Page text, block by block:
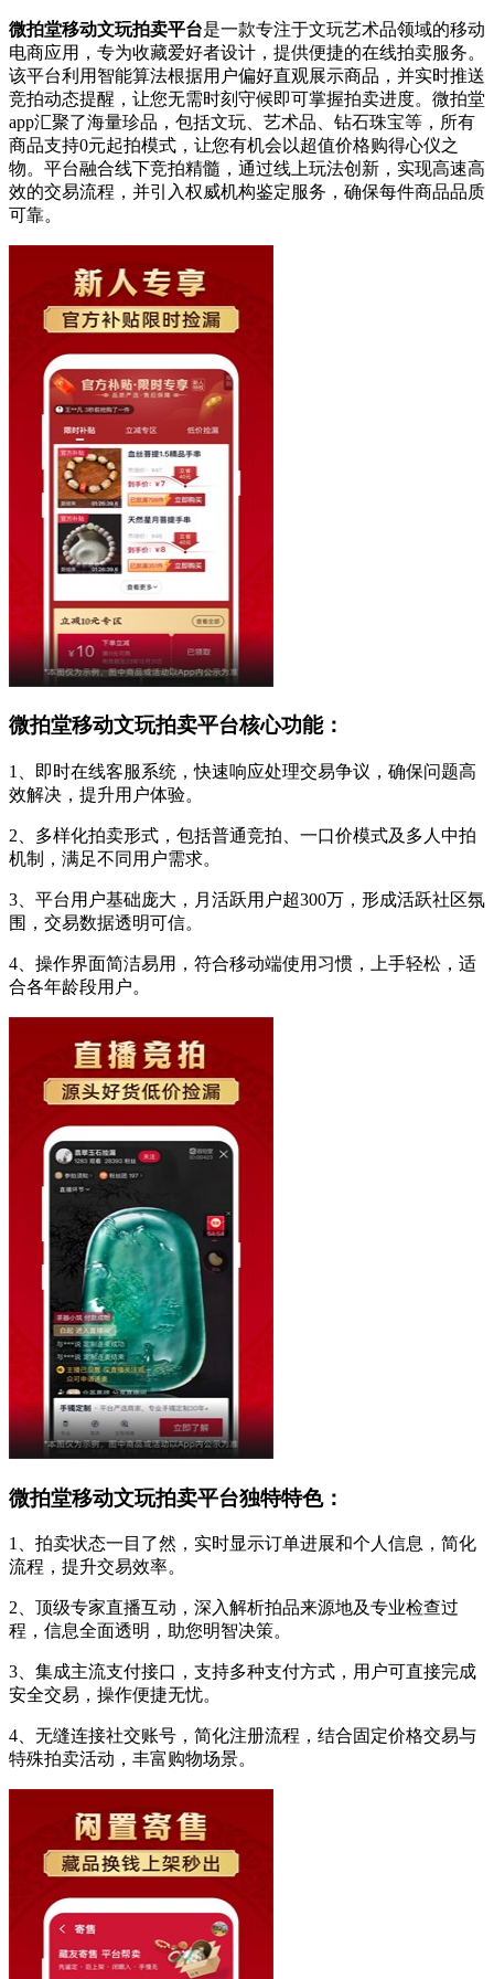
微拍堂移动文玩拍卖平台是一款专注于文玩艺术品领域的移动
电商应用，专为收藏爱好者设计，提供便捷的在线拍卖服务。
该平台利用智能算法根据用户偏好直观展示商品，并实时推送
竞拍动态提醒，让您无需时刻守候即可掌握拍卖进度。微拍堂
app汇聚了海量珍品，包括文玩、艺术品、钻石珠宝等，所有
商品支持0元起拍模式，让您有机会以超值价格购得心仪之
物。平台融合线下竞拍精髓，通过线上玩法创新，实现高速高
效的交易流程，并引入权威机构鉴定服务，确保每件商品品质
可靠。
微拍堂移动文玩拍卖平台核心功能：
1、即时在线客服系统，快速响应处理交易争议，确保问题高
效解决，提升用户体验。
2、多样化拍卖形式，包括普通竞拍、一口价模式及多人中拍
机制，满足不同用户需求。
3、平台用户基础庞大，月活跃用户超300万，形成活跃社区氛
围，交易数据透明可信。
4、操作界面简洁易用，符合移动端使用习惯，上手轻松，适
合各年龄段用户。
微拍堂移动文玩拍卖平台独特特色：
1、拍卖状态一目了然，实时显示订单进展和个人信息，简化
流程，提升交易效率。
2、顶级专家直播互动，深入解析拍品来源地及专业检查过
程，信息全面透明，助您明智决策。
3、集成主流支付接口，支持多种支付方式，用户可直接完成
安全交易，操作便捷无忧。
4、无缝连接社交账号，简化注册流程，结合固定价格交易与
特殊拍卖活动，丰富购物场景。